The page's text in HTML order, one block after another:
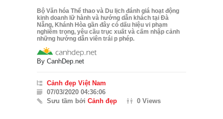
Bộ Văn hóa Thể thao và Du lịch đánh giá hoạt động
kinh doanh lữ hành và hướng dẫn khách tại Đà
Nẵng, Khánh Hòa gần đây có dấu hiệu vi phạm
nghiêm trọng, yêu cầu trục xuất và cấm nhập cảnh
những hướng dẫn viên trái p phép.
By CanhDep.net
Cảnh đẹp Việt Nam
07/03/2020 04:36:06
Sưu tầm bởi Cảnh đẹp 0 Views